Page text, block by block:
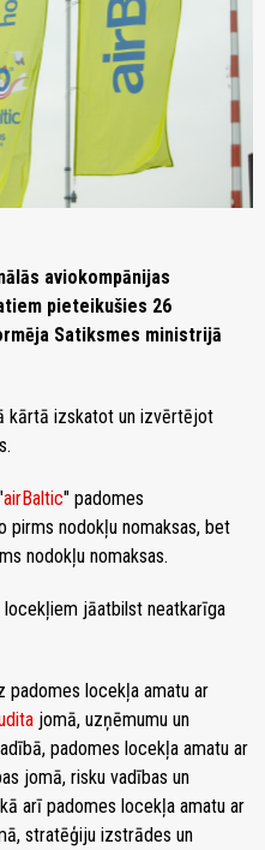
aviokompānijas
pieteikušies 26
Satiksmes ministrijā
kārtā izskatot un izvērtējot
airBaltic" padomes
nodokļu nomaksas, bet
nodokļu nomaksas.
locekļiem jāatbilst neatkarīga
padomes locekļa amatu ar
jomā, uzņēmumu un
padomes locekļa amatu ar
jomā, risku vadības un
arī padomes locekļa amatu ar
stratēģiju izstrādes un